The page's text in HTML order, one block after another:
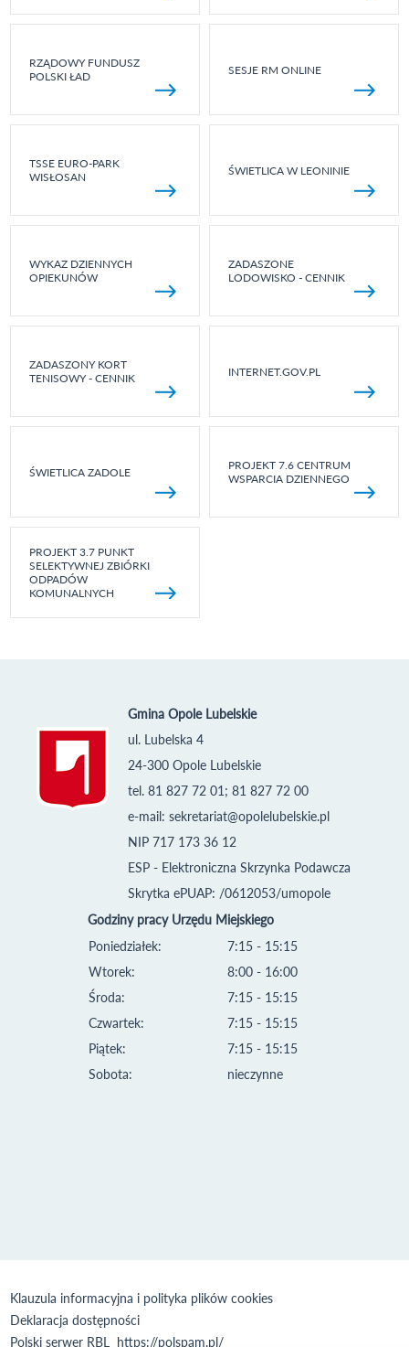
RZĄDOWY FUNDUSZ
POLSKI ŁAD
SESJE RM ONLINE
TSSE EURO-PARK
WISŁOSAN
ŚWIETLICA W LEONINIE
WYKAZ DZIENNYCH
OPIEKUNÓW
ZADASZONE
LODOWISKO - CENNIK
ZADASZONY KORT
TENISOWY - CENNIK
INTERNET.GOV.PL
ŚWIETLICA ZADOLE
PROJEKT 7.6 CENTRUM
WSPARCIA DZIENNEGO
PROJEKT 3.7 PUNKT
SELEKTYWNEJ ZBIÓRKI
ODPADÓW
KOMUNALNYCH
Gmina Opole Lubelskie
ul. Lubelska 4
24-300 Opole Lubelskie
tel. 81 827 72 01; 81 827 72 00
e-mail: sekretariat@opolelubelskie.pl
NIP 717 173 36 12
ESP - Elektroniczna Skrzynka Podawcza
Skrytka ePUAP: /0612053/umopole
Godziny pracy Urzędu Miejskiego
Poniedziałek:
Wtorek:
Środa:
Czwartek:
Piątek:
Sobota:
7:15 - 15:15
8:00 - 16:00
7:15 - 15:15
7:15 - 15:15
7:15 - 15:15
nieczynne
Klauzula informacyjna i polityka plików cookies
Deklaracja dostępności
Polski serwer RBL https://polspam.pl/